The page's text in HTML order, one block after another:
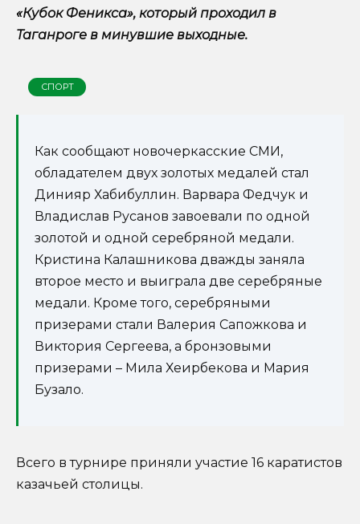
«Кубок Феникса», который проходил в
Таганроге в минувшие выходные.
СПОРТ
Как сообщают новочеркасские СМИ,
обладателем двух золотых медалей стал
Динияр Хабибуллин. Варвара Федчук и
Владислав Русанов завоевали по одной
золотой и одной серебряной медали.
Кристина Калашникова дважды заняла
второе место и выиграла две серебряные
медали. Кроме того, серебряными
призерами стали Валерия Сапожкова и
Виктория Сергеева, а бронзовыми
призерами – Мила Хеирбекова и Мария
Бузало.
Всего в турнире приняли участие 16 каратистов
казачьей столицы.